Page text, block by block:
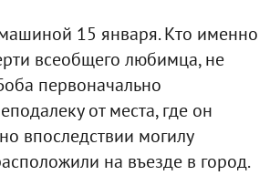
15 января. Кто именно
всеобщего любимца, не
первоначально
от места, где он
впоследствии могилу
на въезде в город.